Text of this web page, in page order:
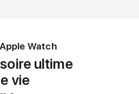
Watch
ultime
vie